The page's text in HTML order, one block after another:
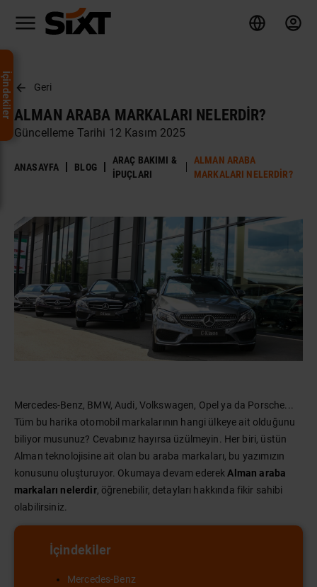
Geri
ALMAN ARABA MARKALARI NELERDIR?
Güncelleme Tarihi 12 Kasım 2025
ANASAYFA BLOG
ARAÇ BAKIMI &
İPUÇLARI
ALMAN ARABA
MARKALARI NELERDIR?
Mercedes-Benz, BMW, Audi, Volkswagen, Opel ya da Porsche...
Tüm bu harika otomobil markalarının hangi ülkeye ait olduğunu
biliyor musunuz? Cevabınız hayırsa üzülmeyin. Her biri, üstün
Alman teknolojisine ait olan bu araba markaları, bu yazımızın
konusunu oluşturuyor. Okumaya devam ederekAlman araba
markaları nelerdir, öğrenebilir, detayları hakkında fikir sahibi
olabilirsiniz.
İçindekiler
Mercedes-Benz
İçindekiler